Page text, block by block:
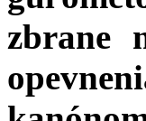
zbrane